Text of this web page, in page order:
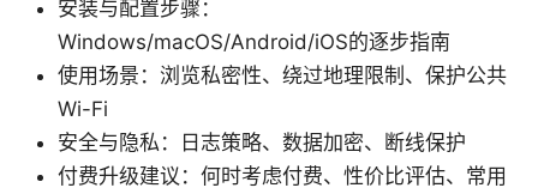
安装与配置步骤：
Windows/macOS/Android/iOS的逐步指南
使用场景：浏览私密性、绕过地理限制、保护公共
Wi-Fi
安全与隐私：日志策略、数据加密、断线保护
付费升级建议：何时考虑付费、性价比评估、常用